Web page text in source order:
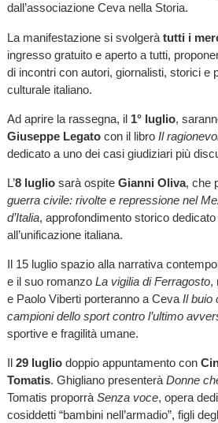
dall’associazione Ceva nella Storia.
La manifestazione si svolgeràtutti i
ingresso gratuito e aperto a tutti,
di incontri con autori, giornalisti, storici e
culturale italiano.
Ad aprire la rassegna, il 1° luglio,
Giuseppe Legatocon il libro Il
dedicato a uno dei casi giudiziari più
L’8 lugliosarà ospite Gianni Oliva, che
guerra civile: rivolte e repressione nel
d’Italia, approfondimento storico
all’unificazione italiana.
Il 15 luglio spazio alla narrativa
e il suo romanzo La vigilia di Ferragosto,
e Paolo Viberti porteranno a Ceva Il buio
campioni dello sport contro l’ultimo
sportive e fragilità umane.
Il 29 lugliodoppio appuntamento con
Tomatis. Ghigliano presenterà Donne
Tomatis proporrà Senza voce, opera
cosiddetti “bambini nell’armadio”, figli